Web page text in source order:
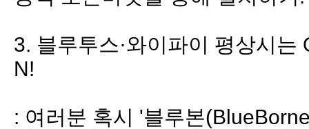
3. 블루투스·와이파이 평상시는
N!
: 여러분 혹시 '블루본